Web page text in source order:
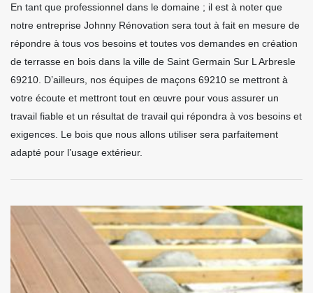
En tant que professionnel dans le domaine ; il est à noter que
notre entreprise Johnny Rénovation sera tout à fait en mesure de
répondre à tous vos besoins et toutes vos demandes en création
de terrasse en bois dans la ville de Saint Germain Sur L Arbresle
69210. D’ailleurs, nos équipes de maçons 69210 se mettront à
votre écoute et mettront tout en œuvre pour vous assurer un
travail fiable et un résultat de travail qui répondra à vos besoins et
exigences. Le bois que nous allons utiliser sera parfaitement
adapté pour l’usage extérieur.